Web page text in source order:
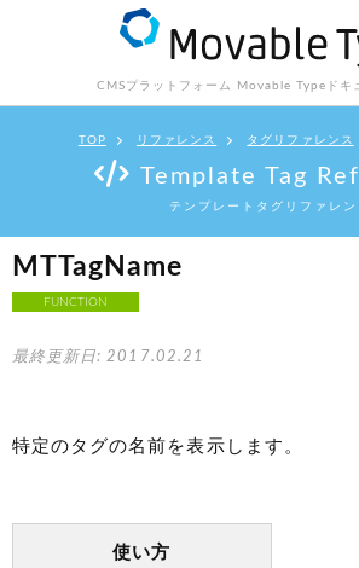
CMSプラットフォーム Movable Type ドキ
TOP リファレンス タグリファレンス
Template Tag
テンプレートタグリファレン
MTTagName
FUNCTION
最終更新日: 2017.02.21
特定のタグの名前を表示します。
使い方